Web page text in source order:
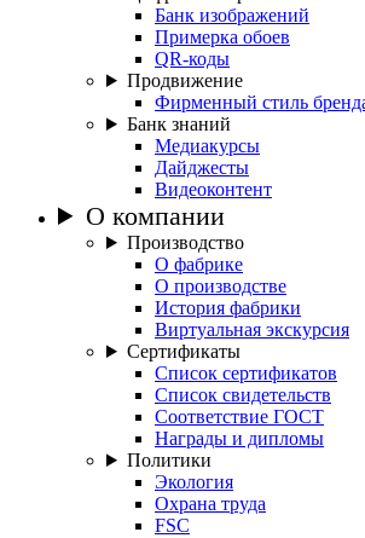
Банк изображений
Примерка обоев
QR-коды
Продвижение
Фирменный стиль
Банк знаний
Медиакурсы
Дайджесты
Видеоконтент
О компании
Производство
О фабрике
О производстве
История фабрики
Виртуальная экскурсия
Сертификаты
Список сертификатов
Список свидетельств
Соответствие ГОСТ
Награды и дипломы
Политики
Экология
Охрана труда
FSC